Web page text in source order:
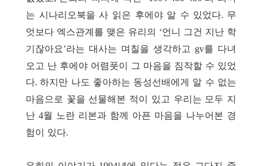
는 시나리오북을 사 읽은 후에야 알 수 있었다. 무
엇보다 엑스관계를 맺은 유리의 ‘언니 그건 지난 학
기잖아요’라는 대사는 며칠을 생각하고 gv를 다녀
오고 난 후에야 어렴풋이 그 마음을 짐작할 수 있었
다.하지만 나도 좋아하는 동성선배에게 알 수 없는
마음으로 꽃을 선물해본 적이 있고 우리는 모두 지
난 4월 노란 리본과 함께 아픈 마음을 나누어본 경
험이 있다.